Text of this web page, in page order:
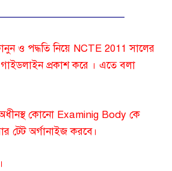
ও পদ্ধতি নিয়ে NCTE 2011 সালের
গাইডলাইন প্রকাশ করে । এতে বলা
কোনো Examinig Body কে
টেট অর্গানাইজ করবে।